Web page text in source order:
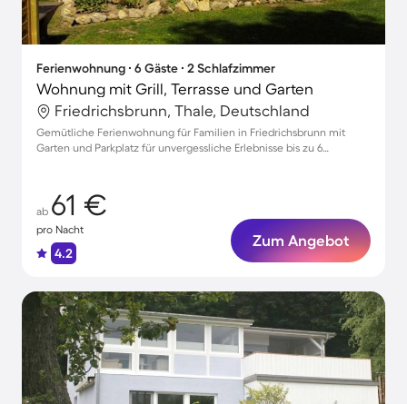
Ferienwohnung ∙ 6 Gäste ∙ 2 Schlafzimmer
Wohnung mit Grill, Terrasse und Garten
Friedrichsbrunn, Thale, Deutschland
Gemütliche Ferienwohnung für Familien in Friedrichsbrunn mit
Garten und Parkplatz für unvergessliche Erlebnisse bis zu 6
ab 61 €
pro Nacht
4.2
Zum Angebot